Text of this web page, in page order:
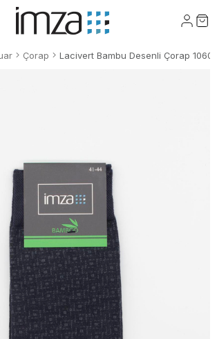
Çorap Lacivert Bambu Desenli Çorap